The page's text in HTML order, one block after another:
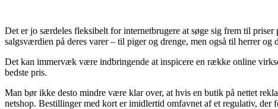
Det er jo særdeles fleksibelt for internetbrugere at søge sig frem til
salgsværdien på deres varer – til piger og drenge, men også til herrer
Det kan immervæk være indbringende at inspicere en række online
bedste pris.
Man bør ikke desto mindre være klar over, at hvis en butik på nettet
netshop. Bestillinger med kort er imidlertid omfavnet af et regulativ, der